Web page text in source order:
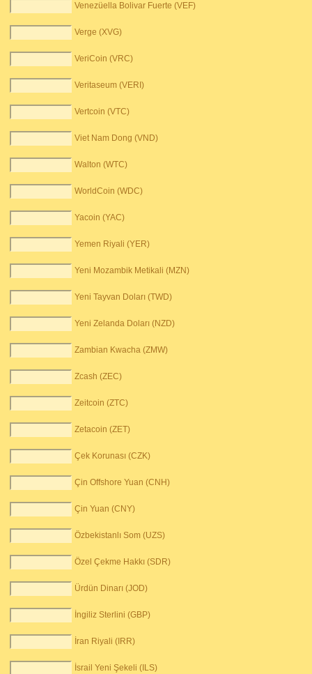
Venezüella Bolivar Fuerte (VEF)
Verge (XVG)
VeriCoin (VRC)
Veritaseum (VERI)
Vertcoin (VTC)
Viet Nam Dong (VND)
Walton (WTC)
WorldCoin (WDC)
Yacoin (YAC)
Yemen Riyali (YER)
Yeni Mozambik Metikali (MZN)
Yeni Tayvan Doları (TWD)
Yeni Zelanda Doları (NZD)
Zambian Kwacha (ZMW)
Zcash (ZEC)
Zeitcoin (ZTC)
Zetacoin (ZET)
Çek Korunası (CZK)
Çin Offshore Yuan (CNH)
Çin Yuan (CNY)
Özbekistanlı Som (UZS)
Özel Çekme Hakkı (SDR)
Ürdün Dinarı (JOD)
İngiliz Sterlini (GBP)
İran Riyali (IRR)
İsrail Yeni Şekeli (ILS)